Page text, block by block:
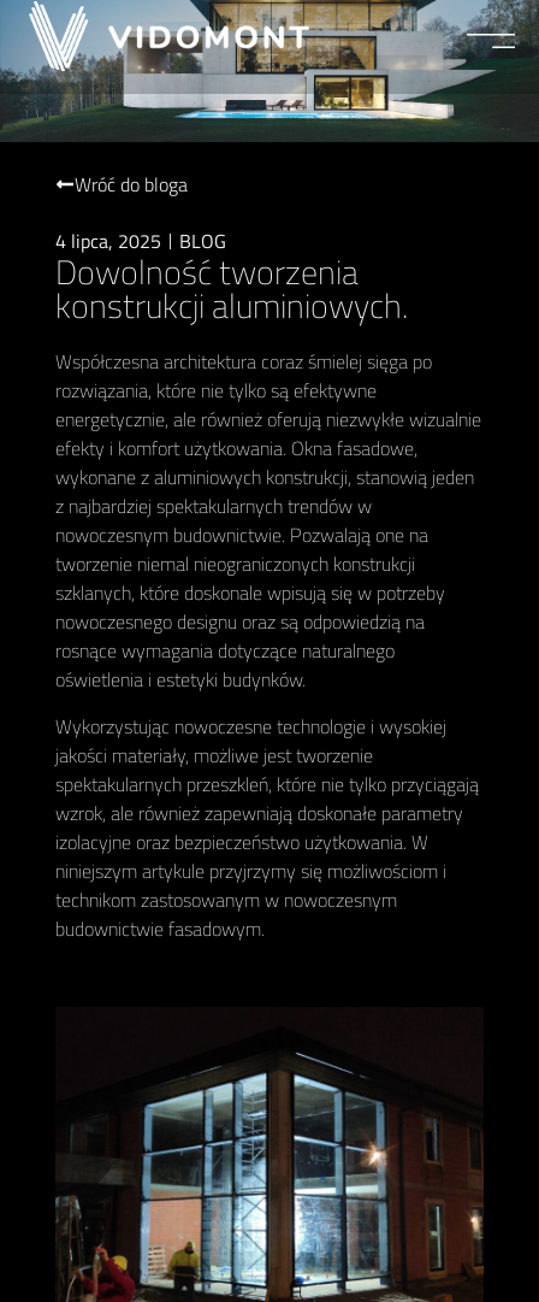
Wróć do bloga
4 lipca, 2025
BLOG
Dowolność tworzenia
konstrukcji aluminiowych.
Współczesna architektura coraz śmielej sięga po
rozwiązania, które nie tylko są efektywne
energetycznie, ale również oferują niezwykłe wizualnie
efekty i komfort użytkowania. Okna fasadowe,
wykonane z aluminiowych konstrukcji, stanowią jeden
z najbardziej spektakularnych trendów w
nowoczesnym budownictwie. Pozwalają one na
tworzenie niemal nieograniczonych konstrukcji
szklanych, które doskonale wpisują się w potrzeby
nowoczesnego designu oraz są odpowiedzią na
rosnące wymagania dotyczące naturalnego
oświetlenia i estetyki budynków.
Wykorzystując nowoczesne technologie i wysokiej
jakości materiały, możliwe jest tworzenie
spektakularnych przeszkleń, które nie tylko przyciągają
wzrok, ale również zapewniają doskonałe parametry
izolacyjne oraz bezpieczeństwo użytkowania. W
niniejszym artykule przyjrzymy się możliwościom i
technikom zastosowanym w nowoczesnym
budownictwie fasadowym.